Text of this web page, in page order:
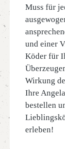
Muss für
und einer
Köder für
Wirkung
Ihre
bestellen
erleben!